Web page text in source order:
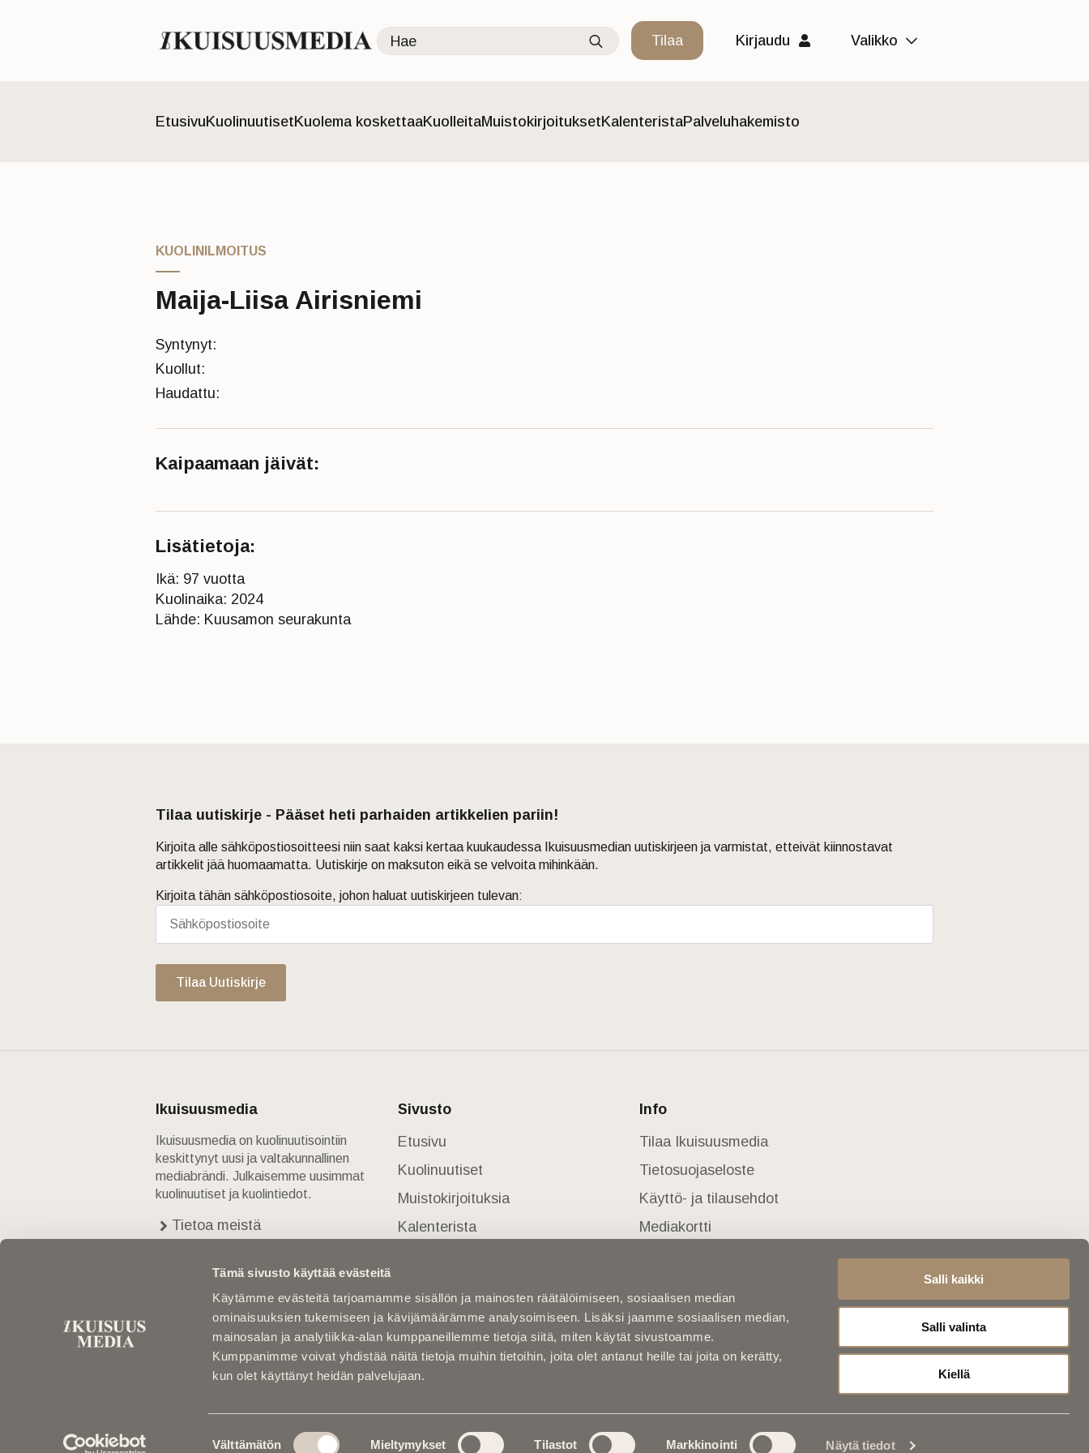
Tämä sivusto käyttää evästeitä
Käytämme evästeitä tarjoamamme sisällön ja mainosten räätälöimiseen, sosiaalisen median
ominaisuuksien tukemiseen ja kävijämäärämme analysoimiseen. Lisäksi jaamme sosiaalisen median,
mainosalan ja analytiikka-alan kumppaneillemme tietoja siitä, miten käytät sivustoamme.
Kumppanimme voivat yhdistää näitä tietoja muihin tietoihin, joita olet antanut heille tai joita on kerätty,
kun olet käyttänyt heidän palvelujaan.
Välttämätön Mieltymykset Tilastot Markkinointi Näytä tiedot
Salli kaikki
Salli valinta
Kiellä
Search
for:
Tilaa Kirjaudu Valikko
Etusivu KuolinuutisetKuolema koskettaaKuolleitaMuistokirjoituksetKalenteristaPalveluhakemisto
KUOLINILMOITUS
Maija-Liisa Airisniemi
Syntynyt:
Kuollut:
Haudattu:
Kaipaamaan jäivät:
Lisätietoja:
Ikä: 97 vuotta
Kuolinaika: 2024
Lähde: Kuusamon seurakunta
Tilaa uutiskirje - Pääset heti parhaiden artikkelien pariin!
Kirjoita alle sähköpostiosoitteesi niin saat kaksi kertaa kuukaudessa Ikuisuusmedian uutiskirjeen ja varmistat, etteivät kiinnostavat
artikkelit jää huomaamatta. Uutiskirje on maksuton eikä se velvoita mihinkään.
Kirjoita tähän sähköpostiosoite, johon haluat uutiskirjeen tulevan:
Tilaa Uutiskirje
Ikuisuusmedia
Ikuisuusmedia on kuolinuutisointiin
keskittynyt uusi ja valtakunnallinen
mediabrändi. Julkaisemme uusimmat
kuolinuutiset ja kuolintiedot.
Tietoa meistä
Yhteystiedot
Sivusto
Etusivu
Kuolinuutiset
Muistokirjoituksia
Kalenterista
Kuolleita
Info
Tilaa Ikuisuusmedia
Tietosuojaseloste
Käyttö- ja tilausehdot
Mediakortti